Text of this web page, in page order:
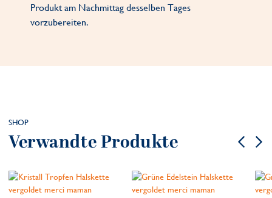
Produkt am Nachmittag desselben Tages
vorzubereiten.
SHOP
Verwandte Produkte